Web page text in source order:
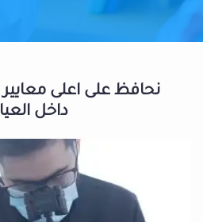
نحافظ على اعلى
داخل